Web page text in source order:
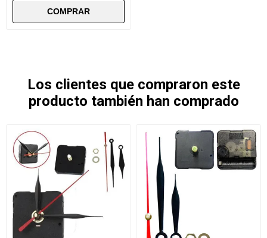
Los clientes que compraron este
producto también han comprado